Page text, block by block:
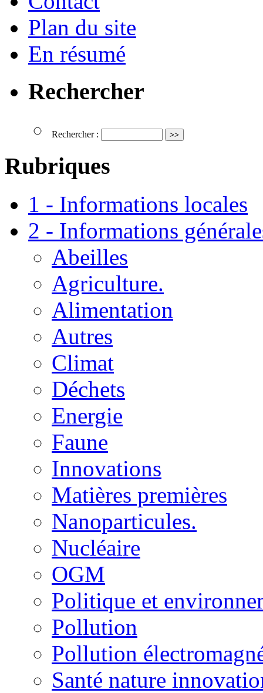
Plan du site
En résumé
Rechercher
Rechercher :
Rubriques
1 - Informations locales
2 - Informations
Abeilles
Agriculture.
Alimentation
Autres
Climat
Déchets
Energie
Faune
Innovations
Matières premières
Nanoparticules.
Nucléaire
OGM
Politique et
Pollution
Pollution
Santé nature